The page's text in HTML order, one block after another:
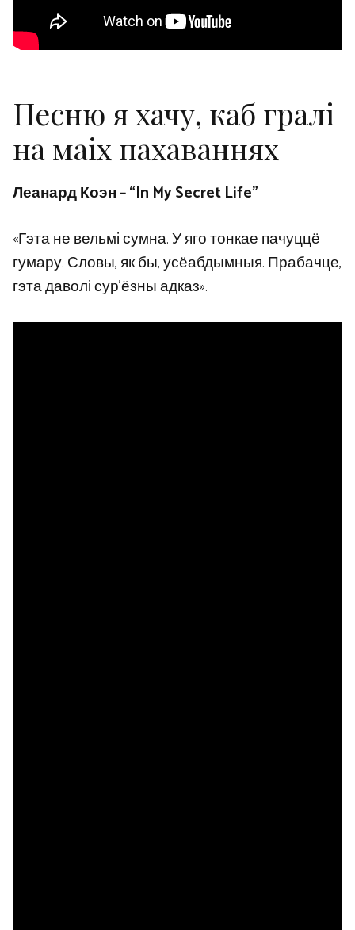
Песню я хачу, каб гралі
на маіх пахаваннях
Леанард Коэн – “In My Secret Life”
«Гэта не вельмі сумна. У яго тонкае пачуццё
гумару. Словы, як бы, усёабдымныя. Прабачце,
гэта даволі сур’ёзны адказ».